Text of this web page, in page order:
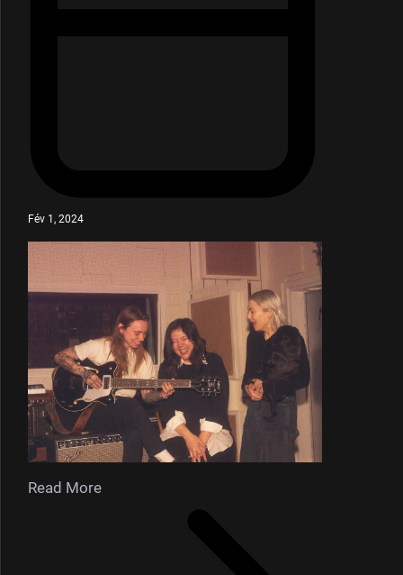
Fév 1, 2024
Read More